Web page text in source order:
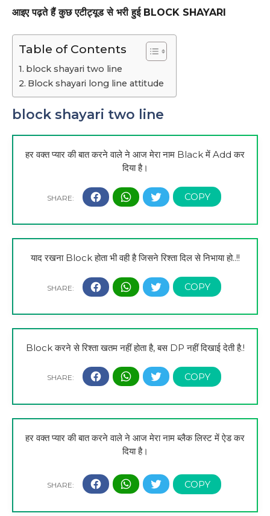
आइए पढ़ते हैं कुछ एटीट्यूड से भरी हुई BLOCK SHAYARI
Table of Contents
block shayari two line
Block shayari long line attitude
block shayari two line
हर वक्त प्यार की बात करने वाले ने आज मेरा नाम Black में Add कर
दिया है।
याद रखना Block होता भी वही है जिसने रिश्ता दिल से निभाया हो..!!
Block करने से रिश्ता खतम नहीं होता है, बस DP नहीं दिखाई देती है.!
हर वक्त प्यार की बात करने वाले ने आज मेरा नाम ब्लैक लिस्ट में ऐड कर
दिया है।